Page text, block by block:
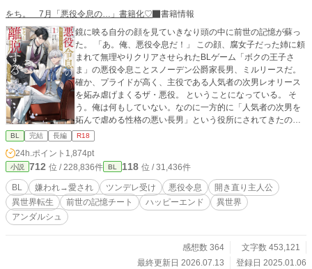
をち。 7月「悪役令息の…」書籍化♡
書籍情報
鏡に映る自分の顔を見ていきなり頭の中に前世の記憶が蘇っ
た。 「あ。俺、悪役令息だ！」 この顔、腐女子だった姉に頼
まれて無理やりクリアさせられたBLゲーム「ボクの王子さ
ま」の悪役令息ことスノーデン公爵家長男、ミルリースだ。
確か、プライドが高く、主役である人気者の次男レオリース
を妬み虐げまくるザ・悪役。 ということになっている。 そ
う。俺は何もしていない。なのに一方的に「人気者の次男を
妬んで虐める性格の悪い長男」という役所にされてきたの
だ。 いかんせん俺はクールな美少年すぎた。 伶俐な美貌と目
の下のクマのせいで、黙っているだけで近寄りがたく見えて
しまう。疲れてため息を吐けば「気だるい怠惰な空気を滲ま
せ」ているように見え「何を思うのか、その瞳を忌々しげに
燻らせていた」となるわけだ。 何をしても妬まれる。 成績が
上がった弟に「お前も頑張ったな」と微笑みかけただけで
「首席だからと弟を見下し、蔑むような笑みを口元に浮かべ
権力を利用して裏から手を回し成績を操作している」と思わ
れている。 なんでなんだ！なんなら寝る間も惜しんで頑張っ
BL 完結 長編 R18
24h.ポイント 1,874pt
小説 712 位 / 228,836件 BL 118 位 / 31,436件
BL 嫌われ→愛され ツンデレ受け 悪役令息
開き直り主人公
異世界転生
前世の記憶チート ハッピーエンド
異世界
アンダルシュ
感想数 364
文字数 453,121
最終更新日 2026.07.13
登録日 2025.01.06